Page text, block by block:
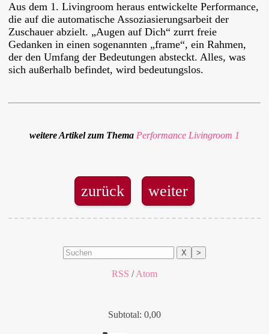
Aus dem 1. Livingroom heraus entwickelte Performance,
die auf die automatische Assoziasierungsarbeit der
Zuschauer abzielt. „Augen auf Dich“ zurrt freie
Gedanken in einen sogenannten „frame“, ein Rahmen,
der den Umfang der Bedeutungen absteckt. Alles, was
sich außerhalb befindet, wird bedeutungslos.
weitere Artikel zum Thema Performance Livingroom 1
zurück weiter
X >
RSS /Atom
Subtotal: 0,00